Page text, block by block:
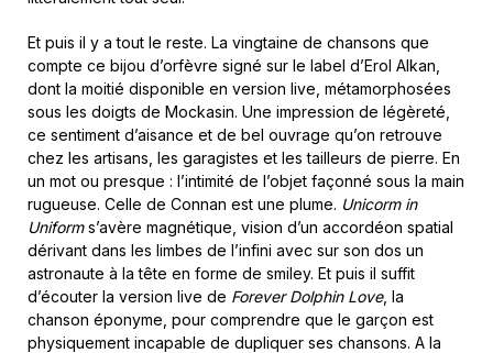
Et puis il y a tout le reste. La vingtaine de chansons que
compte ce bijou d’orfèvre signé sur le label d’Erol Alkan,
dont la moitié disponible en version live, métamorphosées
sous les doigts de Mockasin. Une impression de légèreté,
ce sentiment d’aisance et de bel ouvrage qu’on retrouve
chez les artisans, les garagistes et les tailleurs de pierre. En
un mot ou presque : l’intimité de l’objet façonné sous la main
rugueuse. Celle de Connan est une plume. Unicorm in
Uniforms’avère magnétique, vision d’un accordéon spatial
dérivant dans les limbes de l’infini avec sur son dos un
astronaute à la tête en forme de smiley. Et puis il suffit
d’écouter la version live de Forever Dolphin Love, la
chanson éponyme, pour comprendre que le garçon est
physiquement incapable de dupliquer ses chansons. A la